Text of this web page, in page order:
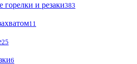
горелки и резаки383
11
25
6